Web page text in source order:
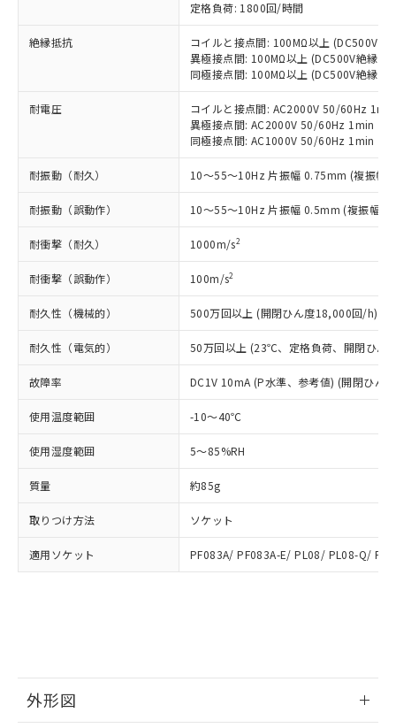
定格負荷: 1800回/時間
絶縁抵抗
コイルと接点間: 100MΩ以上 (DC500V絶
異極接点間: 100MΩ以上 (DC500V絶縁抵
同極接点間: 100MΩ以上 (DC500V絶縁抵
耐電圧
コイルと接点間: AC2000V 50/60Hz 1min
異極接点間: AC2000V 50/60Hz 1min
同極接点間: AC1000V 50/60Hz 1min
耐振動（耐久） 10～55～10Hz 片振幅 0.75mm (複振幅
耐振動（誤動作） 10～55～10Hz 片振幅 0.5mm (複振幅
耐衝撃（耐久） 1000m/s2
耐衝撃（誤動作） 100m/s2
耐久性（機械的） 500万回以上 (開閉ひん度18,000回/h)
耐久性（電気的） 50万回以上 (23℃、定格負荷、開閉ひん
故障率 DC1V 10mA (P水準、参考値) (開閉ひん
使用温度範囲 -10～40℃
使用湿度範囲 5～85%RH
質量 約85g
取りつけ方法 ソケット
適用ソケット PF083A/ PF083A-E/ PL08/ PL08-Q/
外形図
在庫状況および標準価格照会結果は、
記載している更新日時点での社内デー
タに基づき作成されるものであり、閲
覧された時点での実際の在庫および標
準価格とは異なる場合があることをご
了承ください。
正式な納期状況および標準価格はお客
様のお取引先、またはお客様担当のオ
ムロン制御機器販売店・当社販売員に
オムロン制御機器販売店や当社販売拠
販売ネットワーク
」をご確認
在庫状況および標準価格結果を当社の
事前の承諾なく第三者に漏洩または開
示しないようお願いします。
マイパーツ機能（部品リスト作成サー
ビス）をご利用いただくには、I-Web
メンバーズにご登録されている必要が
お客様が当ウェブサイト上で当社にご
登録された部品リストについて、当社
品・サービスに関するお客様との取
引・商談に必要な範囲で利用すること
をご了承ください。
※当社の共同利用者とは、"個人情報
の共同利用に関して"
用者の範囲」に記載されている法人を
むを得ず変更することがあります。
*EU RoHS指令（10物質）：
鉛(Pb) 1000ppm以下、 水銀(Hg) 1000ppm以下、 カド
ミウム(Cd) 100ppm以下、
類(PBB) 1000ppm以下、ポリ臭化ジフェニルエーテル類
(PBDE) 1000ppm以下、フタル酸ビス(2-エチルヘキシ
ル) (DEHP)(別名：DOP) 1000ppm以下、フタル酸ブチ
ルベンジル（BBP） 1000ppm以下、フタル酸ジブチル
但し、RoHS指令で産業用監視および制御機器に対する
フタル酸エステル類の４物質については閾値を超える意
※2 対応予定月
部品在庫の切り替え状況などにより、予定
月が前後することがあります。
※3 非含有証明書ダウンロード
下記の非含有証明書をダウンロードするこ
とができます。
EU RoHS指令（10物質）の非含有証明書
51物質の非含有証明書（当社基準）
※本証明書は発行日時点で非含有を証明す
るもので、過去に遡って非含有を証明する
ものではありません。
していることから、特段のことがない限
り、2022年1月12日より割愛しておりま
す。
「－」：未確認です。当社販売部門へお問
い合わせください。
*中国RoHS10物質の基準値 (GB/T26572)：
Pb(鉛) :1000ppm、 Hg(水銀) : 1000ppm、 Cd(カドミウ
Cr(Ⅵ)(六価クロム) : 1000ppm、 PBBs(ポリ臭化ビフェ
ニル類) : 1000ppm、 PBDEs(ポリ臭化ジフェニルエーテ
DBP(フタル酸ジブチル) : 1000ppm、 DIBP(フタル酸ジ
イソブチル) : 1000ppm、 BBP(フタル酸ブチルベンジ
ル) : 1000ppm、
DEHP(フタル酸ビス(2-エチルヘキシル)) : 1000ppm
※2 環境保護使用期限
「ｅ」：有害物質（10物質）のすべてが基
準値以下であることを示します。
「10」：通常の使用状況下において有害物
質が外部に漏えいし、環境に深刻な影響を
及ぼさない年数を意味します。
「－」：未確認です。当社販売部門へお問
為替および外国貿易法に定める商品
（以下｢規制貨物等」という）を輸出
または国外への提供する場合は、日本
国政府の輸出許可(または役務取引許
可)を取得するなどの必要な手続きを
当社は規制貨物を破棄する場合は、完
全に破砕するなど、違法に輸出されな
いよう必要な手段を講じます。
当社は貴社製品を、核兵器、ミサイ
武器並びにこれらの製造装置等に一切
使用いたしません。
当社は、貴社製品を第三者に販売する
場合は、上記1、2および3の内容を当
該第三者に通知します。また当社は、
販売先および販売に係わる関係者が違
法に輸出するおそれがある場合は、取
り引きをいたしません。
一定数以上の在庫あり
一定数には満たないが在庫あり
－
在庫なし(最新の在庫状況につ
たはお客様担当のオムロン制御
機器販売店・当社販売員にご確
認ください)
空
受注生産機種、また在庫状況の